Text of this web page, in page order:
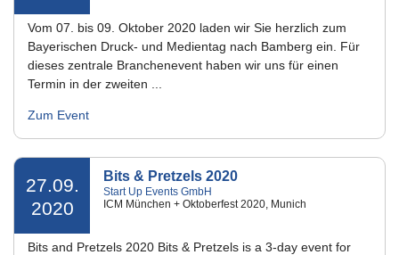
Vom 07. bis 09. Oktober 2020 laden wir Sie herzlich zum
Bayerischen Druck- und Medientag nach Bamberg ein. Für
dieses zentrale Branchenevent haben wir uns für einen
Termin in der zweiten ...
Zum Event
27.09.
2020
Bits & Pretzels 2020
Start Up Events GmbH
ICM München + Oktoberfest 2020, Munich
Bits and Pretzels 2020 Bits & Pretzels is a 3-day event for